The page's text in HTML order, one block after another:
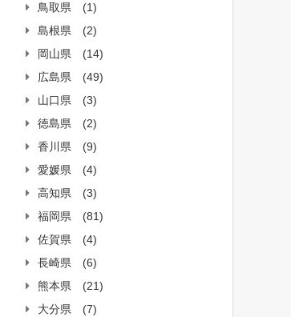
鳥取県
(1)
島根県
(2)
岡山県
(14)
広島県
(49)
山口県
(3)
徳島県
(2)
香川県
(9)
愛媛県
(4)
高知県
(3)
福岡県
(81)
佐賀県
(4)
長崎県
(6)
熊本県
(21)
大分県
(7)